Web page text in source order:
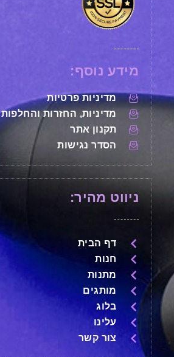
מידע נוסף:
מדיניות פרטיות
מדיניות, החזרות והחלפות
תקנון אתר
הסדר נגישות
ניווט מהיר:
דף הבית
חנות
מתנות
מותגים
בלוג
עלינו
צור קשר